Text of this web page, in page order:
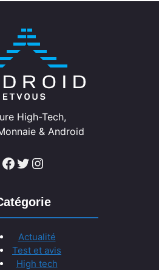
High-Tech,
& Android
Facebook Twitter Instagram
Actualité
Test et avis
High tech